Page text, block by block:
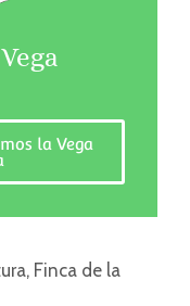
la Vega
, Finca de la